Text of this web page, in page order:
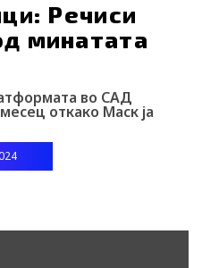
a
g
r
u
b
e
t
i
k
i
k
t
n
i
Речиси
минатата
во САД
откако Маск ја